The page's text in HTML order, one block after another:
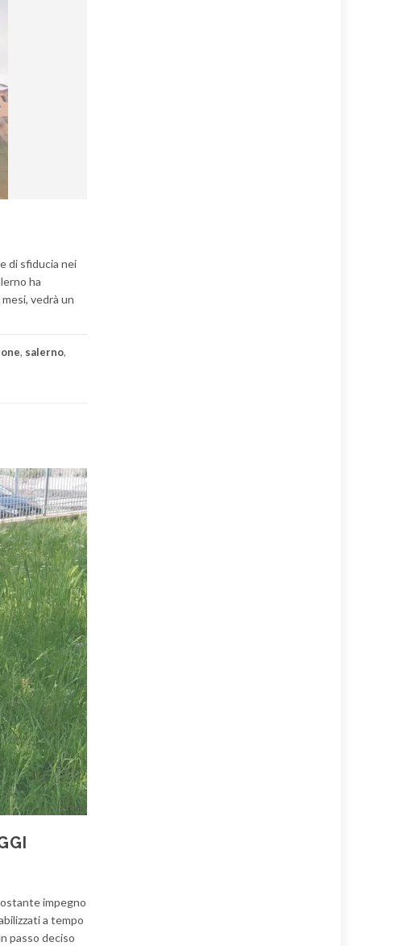
di sfiducia nei
ha
vedrà un
, salerno,
impegno
a tempo
passo deciso